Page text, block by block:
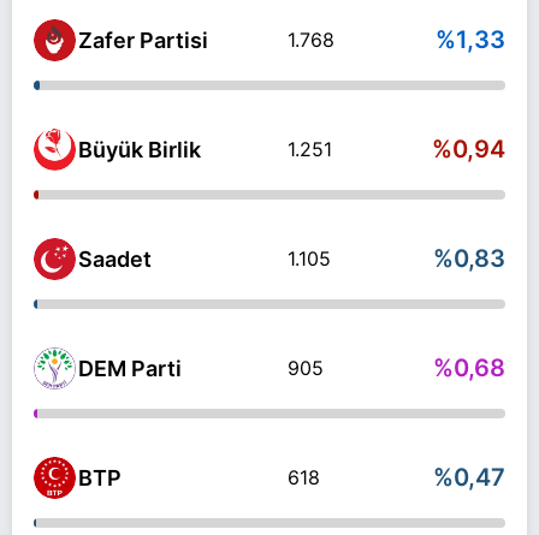
Zafer Partisi 1.768 %1,33
Büyük Birlik 1.251 %0,94
Saadet 1.105 %0,83
DEM Parti 905 %0,68
BTP 618 %0,47